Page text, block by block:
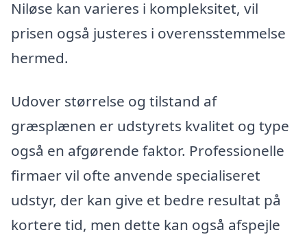
Niløse kan varieres i kompleksitet, vil
prisen også justeres i overensstemmelse
hermed.
Udover størrelse og tilstand af
græsplænen er udstyrets kvalitet og type
også en afgørende faktor. Professionelle
firmaer vil ofte anvende specialiseret
udstyr, der kan give et bedre resultat på
kortere tid, men dette kan også afspejle